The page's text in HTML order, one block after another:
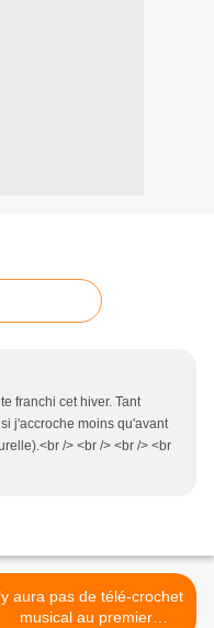
franchi cet hiver. Tant
j'accroche moins qu'avant
/> <br /> <br /> <br
aura pas de télé-crochet
musical au premier